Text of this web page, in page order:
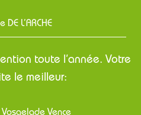
DE L’ARCHE
toute l’année. Votre
le meilleur: